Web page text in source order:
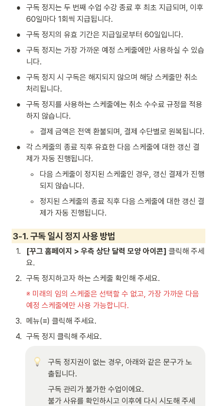
•
구독 정지는 두 번째 수업 수강 종료 후 최초 지급되며, 이후
60일마다 1회씩 지급됩니다.
• 구독 정지의 유효 기간은 지급일로부터 60일입니다.
•
구독 정지는 가장 가까운 예정 스케줄에만 사용하실 수 있습
니다.
•
구독 정지 시 구독은 해지되지 않으며 해당 스케줄만 취소
처리됩니다.
•
구독 정지를 사용하는 스케줄에는 취소 수수료 규정을 적용
하지 않습니다.
◦ 결제 금액은 전액 환불되며, 결제 수단별로 원복됩니다.
•
각 스케줄의 종료 직후 유효한 다음 스케줄에 대한 갱신 결
제가 자동 진행됩니다.
◦
다음 스케줄이 정지된 스케줄인 경우, 갱신 결제가 진행
되지 않습니다.
◦
정지된 스케줄의 종료 직후 다음 스케줄에 대한 갱신 결
제가 자동 진행됩니다.
3-1. 구독 일시 정지 사용 방법
1. [꾸그 홈페이지 > 우측 상단 달력 모양 아이콘] 클릭해 주세
요.
2. 구독 정지하고자 하는 스케줄 확인해 주세요.
※ 미래의 임의 스케줄은 선택할 수 없고, 가장 가까운 다음
예정 스케줄에만 사용 가능합니다.
3. 메뉴(≡) 클릭해 주세요.
4. 구독 정지 클릭해 주세요.
구독 정지권이 없는 경우, 아래와 같은 문구가 노
출됩니다.
구독 관리가 불가한 수업이에요.
불가 사유를 확인하시고 이후에 다시 시도해 주세